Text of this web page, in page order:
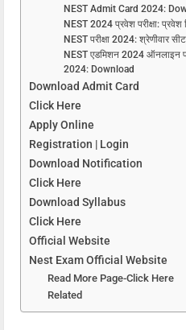
NEST Admit Card 2024:
NEST 2024 प्रवेश परीक्षा: प्रवेश
NEST परीक्षा 2024: श्रेणीवार
NEST एडमिशन 2024 ऑनलाइन
2024: Download
Download Admit Card
Click Here
Apply Online
Registration | Login
Download Notification
Click Here
Download Syllabus
Click Here
Official Website
Nest Exam Official Website
Read More Page-Click Here
Related